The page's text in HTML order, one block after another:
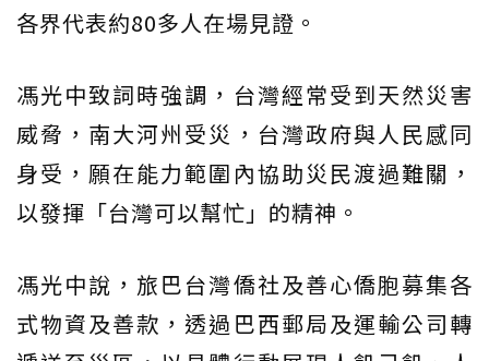
各界代表約80多人在場見證。
馮光中致詞時強調，台灣經常受到天然災害
威脅，南大河州受災，台灣政府與人民感同
身受，願在能力範圍內協助災民渡過難關，
以發揮「台灣可以幫忙」的精神。
馮光中說，旅巴台灣僑社及善心僑胞募集各
式物資及善款，透過巴西郵局及運輸公司轉